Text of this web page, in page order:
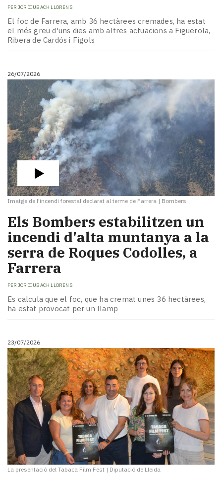
PER JORDI UBACH LLORENS
El foc de Farrera, amb 36 hectàrees cremades, ha estat
el més greu d'uns dies amb altres actuacions a Figuerola,
Ribera de Cardós i Fígols
26/07/2026
Imatge de l'incendi forestal declarat al terme de Farrera | Bombers
​Els Bombers estabilitzen un
incendi d'alta muntanya a la
serra de Roques Codolles, a
Farrera
PER JORDI UBACH LLORENS
Es calcula que el foc, que ha cremat unes 36 hectàrees,
ha estat provocat per un llamp
23/07/2026
La presentació del Tabaca Film Fest | Diputació de Lleida